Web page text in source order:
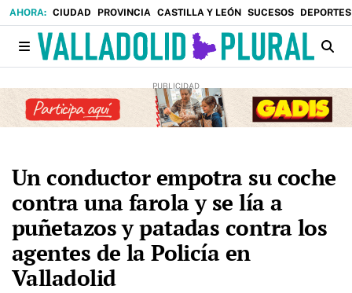
CIUDAD PROVINCIA CASTILLA Y LEÓN SUCESOS DEPORTES
Un conductor empotra su coche
contra una farola y se lía a
puñetazos y patadas contra los
agentes de la Policía en
Valladolid